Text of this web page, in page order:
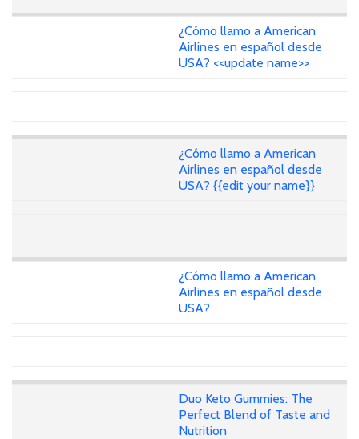
¿Cómo llamo a American
Airlines en español desde
USA? <<update name>>
¿Cómo llamo a American
Airlines en español desde
USA? {{edit your name}}
¿Cómo llamo a American
Airlines en español desde
USA?
Duo Keto Gummies: The
Perfect Blend of Taste and
Nutrition